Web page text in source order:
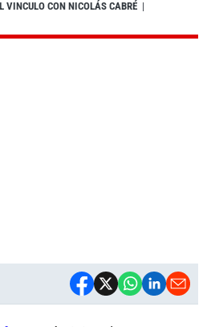
VINCULO CON NICOLÁS CABRÉ |